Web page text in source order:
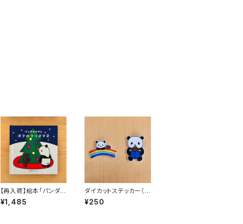
【再入荷】絵本「パンダの
どすん ボクのクリスマ
ス」
¥1,485
ダイカットステッカー（2
種）
¥250